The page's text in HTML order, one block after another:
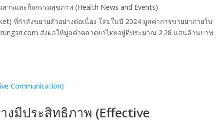
สารและกิจกรรมสุขภาพ (Health News and Events)
ที่กำลังขยายตัวอย่างต่อเนื่อง โดยในปี 2024 มูลค่าการขายยาภายใน
ส่งผลให้มูลค่าตลาดยาไทยอยู่ที่ประมาณ 2.28 แสนล้านบาท
มีประสิทธิภาพ (Effective